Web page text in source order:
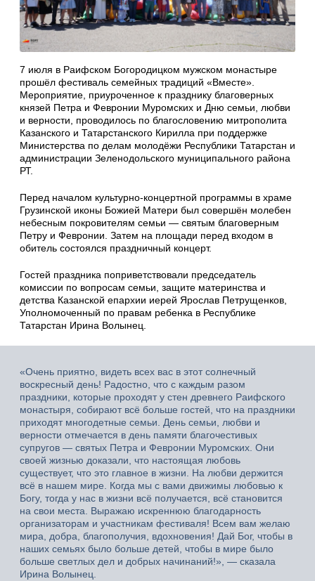
7 июля в Раифском Богородицком мужском монастыре
прошёл фестиваль семейных традиций «Вместе».
Мероприятие, приуроченное к празднику благоверных
князей Петра и Февронии Муромских и Дню семьи, любви
и верности, проводилось по благословению митрополита
Казанского и Татарстанского Кирилла при поддержке
Министерства по делам молодёжи Республики Татарстан и
администрации Зеленодольского муниципального района
РТ.
Перед началом культурно-концертной программы в храме
Грузинской иконы Божией Матери был совершён молебен
небесным покровителям семьи — святым благоверным
Петру и Февронии. Затем на площади перед входом в
обитель состоялся праздничный концерт.
Гостей праздника поприветствовали председатель
комиссии по вопросам семьи, защите материнства и
детства Казанской епархии иерей Ярослав Петрущенков,
Уполномоченный по правам ребенка в Республике
Татарстан Ирина Волынец.
«Очень приятно, видеть всех вас в этот солнечный
воскресный день! Радостно, что с каждым разом
праздники, которые проходят у стен древнего Раифского
монастыря, собирают всё больше гостей, что на праздники
приходят многодетные семьи. День семьи, любви и
верности отмечается в день памяти благочестивых
супругов — святых Петра и Февронии Муромских. Они
своей жизнью доказали, что настоящая любовь
существует, что это главное в жизни. На любви держится
всё в нашем мире. Когда мы с вами движимы любовью к
Богу, тогда у нас в жизни всё получается, всё становится
на свои места. Выражаю искреннюю благодарность
организаторам и участникам фестиваля! Всем вам желаю
мира, добра, благополучия, вдохновения! Дай Бог, чтобы в
наших семьях было больше детей, чтобы в мире было
больше светлых дел и добрых начинаний!», — сказала
Ирина Волынец.